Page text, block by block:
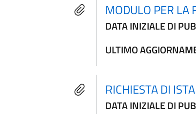
MODULO PER LA
DATA INIZIALE DI
ULTIMO
RICHIESTA DI
DATA INIZIALE DI